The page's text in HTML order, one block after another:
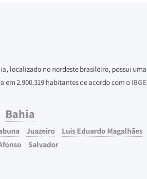
localizado no nordeste brasileiro, possui uma
em 2.900.319 habitantes de acordo com o IBGE
Bahia
Juazeiro
Luis Eduardo Magalhães
Salvador